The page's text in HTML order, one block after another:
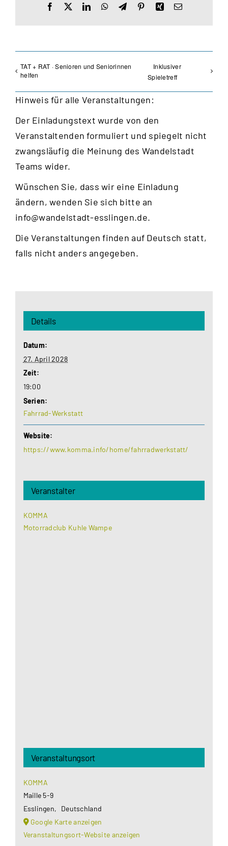
Facebook LinkedInWhatsApp
TelegramPinterestXingE-
TAT + RAT · Senioren und Seniorinnen
helfen
Inklusiver
Spieletreff
Hinweis für alle Veranstaltungen:
Der Einladungstext wurde von den
Veranstaltenden formuliert und spiegelt nicht
zwangsläufig die Meinung des Wandelstadt
Teams wider.
Wünschen Sie, dass wir eine Einladung
ändern, wenden Sie sich bitte an
info@wandelstadt-esslingen.de.
Die Veranstaltungen finden auf Deutsch statt,
falls nicht anders angegeben.
Details
Datum:
27. April 2028
Zeit:
19:00
Serien:
Fahrrad-Werkstatt
Website:
https://www.komma.info/home/fahrradwerkstatt/
Veranstalter
KOMMA
Motorradclub Kuhle Wampe
Veranstaltungsort
KOMMA
Maille 5-9
Esslingen,
Deutschland
Google Karte anzeigen
Veranstaltungsort-Website anzeigen